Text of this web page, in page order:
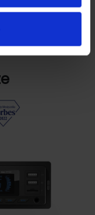
o kontakt
wiadomości w